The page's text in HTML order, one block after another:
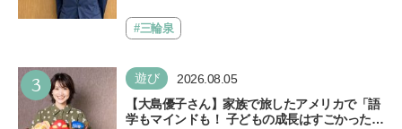
も…
#三輪泉
3 遊び 2026.08.05
【大島優子さん】家族で旅したアメリカで「語
学もマインドも！ 子どもの成長はすごかった」